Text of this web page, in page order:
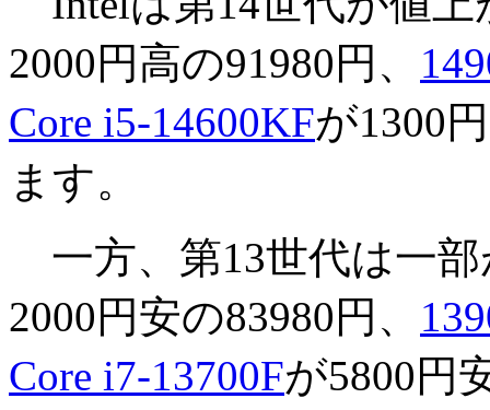
2000円高の91980円、
Core i5-14600KFが1300
ます。
一方、第13世代は一部
2000円安の83980円、
Core i7-13700Fが5800円